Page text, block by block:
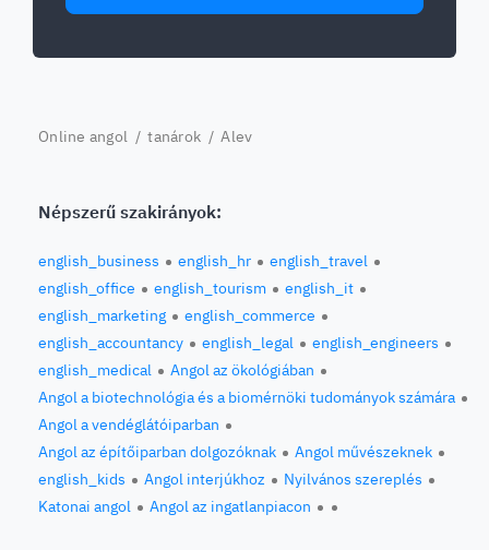
Online angol /tanárok / Alev
Népszerű szakirányok:
english_business english_hr
english_travel
english_office
english_tourism
english_it
english_marketing
english_commerce
english_accountancy
english_legal
english_engineers
english_medical
Angol az ökológiában
Angol a biotechnológia és a biomérnöki tudományok számára
Angol a vendéglátóiparban
Angol az építőiparban dolgozóknak
Angol művészeknek
english_kids
Angol interjúkhoz
Nyilvános szereplés
Katonai angol
Angol az ingatlanpiacon